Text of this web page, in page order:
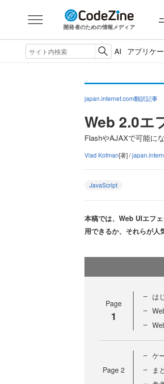
開発者のための情報メディア
AI アプリケ
japan.internet.com翻訳記事
Web 2.0エ
FlashやAJAXで可能に
Vlad Kofman[著] /
JavaScript
本稿では、Web UIエフ
用できるか、それらが人
Page
1
は
Page 2
ケ
ま